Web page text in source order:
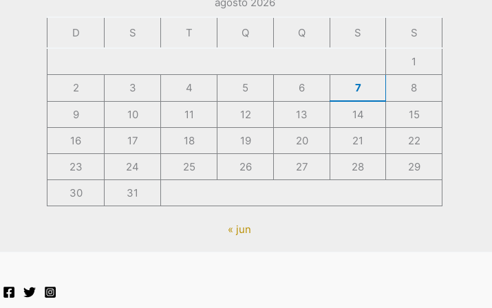
D S T Q Q S S
1
2
3 4 5 6 7 8
9 10 11 12 13 14
15
16
17 18 19 20 21
22
23
24 25 26 27 28
29
30
31
« jun